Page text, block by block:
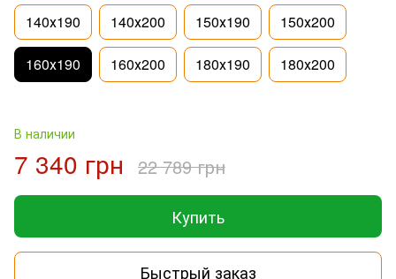
140х190 140х200 150х190 150х200
160х190 160х200 180х190 180х200
В наличии
7 340 грн 22 789 грн
Купить
Быстрый заказ